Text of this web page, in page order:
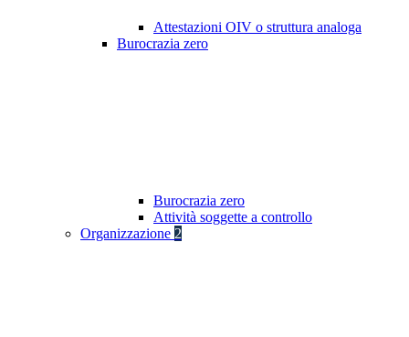
Attestazioni OIV o struttura analoga
Burocrazia zero
Burocrazia zero
Attività soggette a controllo
Organizzazione 2